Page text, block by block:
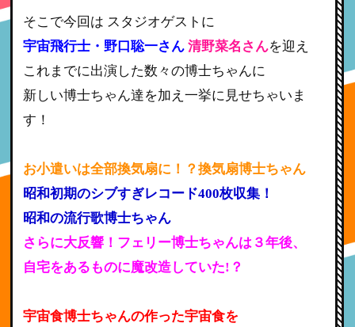
そこで今回は スタジオゲストに
宇宙飛行士・野口聡一さん 清野菜名さんを迎え
これまでに出演した数々の博士ちゃんに
新しい博士ちゃん達を加え一挙に見せちゃいま
す！
お小遣いは全部換気扇に！？換気扇博士ちゃん
昭和初期のシブすぎレコード400枚収集！
昭和の流行歌博士ちゃん
さらに大反響！フェリー博士ちゃんは３年後、
自宅をあるものに魔改造していた!？
宇宙食博士ちゃんの作った宇宙食を